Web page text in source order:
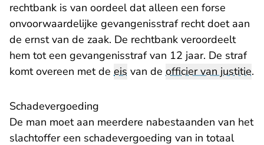
rechtbank is van oordeel dat alleen een forse
onvoorwaardelijke gevangenisstraf recht doet aan
de ernst van de zaak. De rechtbank veroordeelt
hem tot een gevangenisstraf van 12 jaar. De straf
komt overeen met de eis van de officier van justitie.
Schadevergoeding
De man moet aan meerdere nabestaanden van het
slachtoffer een schadevergoeding van in totaal